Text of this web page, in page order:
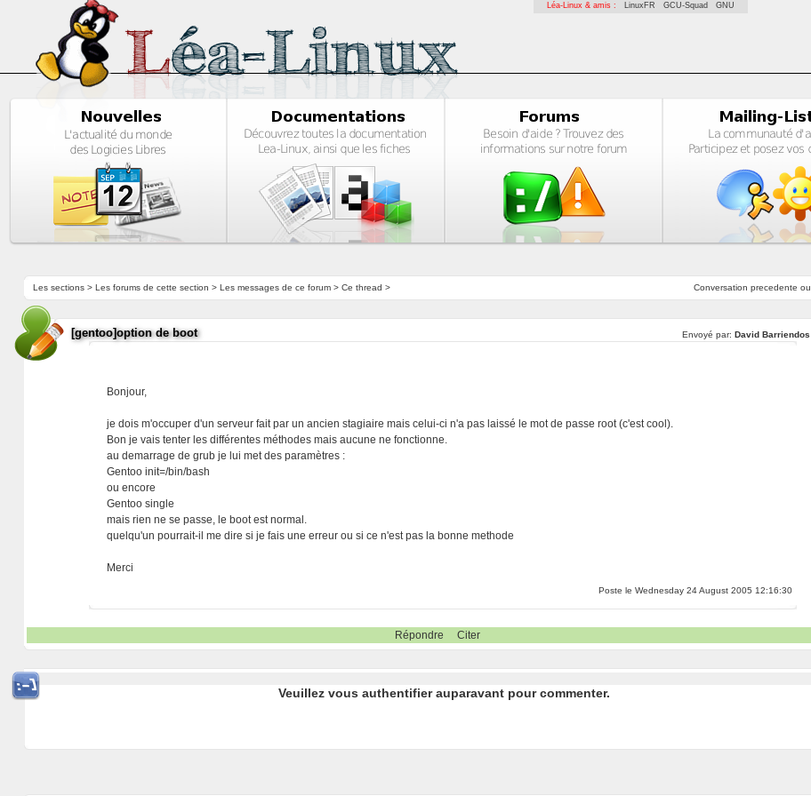
Léa-Linux & amis : LinuxFR GCU-Squad GNU
Conversation precedente ou
Les sections> Les forums de cette section > Les messages de ce forum> Ce thread >
[gentoo]option de boot Envoyé par: David Barriendos
Bonjour,
je dois m'occuper d'un serveur fait par un ancien stagiaire mais celui-ci n'a pas laissé le mot de passe root (c'est cool).
Bon je vais tenter les différentes méthodes mais aucune ne fonctionne.
au demarrage de grub je lui met des paramètres :
Gentoo init=/bin/bash
ou encore
Gentoo single
mais rien ne se passe, le boot est normal.
quelqu'un pourrait-il me dire si je fais une erreur ou si ce n'est pas la bonne methode
Merci
Poste le Wednesday 24 August 2005 12:16:30
Répondre Citer
Veuillez vous authentifier auparavant pour commenter.